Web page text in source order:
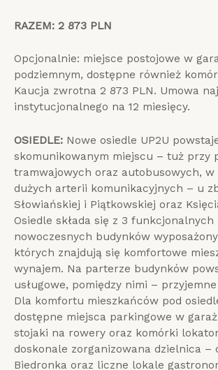
RAZEM: 2 873 PLN
Opcjonalnie: miejsce postojowe w
podziemnym, dostępne również
Kaucja zwrotna 2 873 PLN. Umowa
instytucjonalnego na 12 miesięcy.
OSIEDLE: Nowe osiedle UP2U
skomunikowanym miejscu – tuż przy
tramwajowych oraz autobusowych, w
dużych arterii komunikacyjnych – u
Słowiańskiej i Piątkowskiej oraz
Osiedle składa się z 3 funkcjonalnych
nowoczesnych budynków
których znajdują się komfortowe
wynajem. Na parterze budynków
usługowe, pomiędzy nimi –
Dla komfortu mieszkańców pod
dostępne miejsca parkingowe w
stojaki na rowery oraz komórki
doskonale zorganizowana dzielnica –
Biedronka oraz liczne lokale